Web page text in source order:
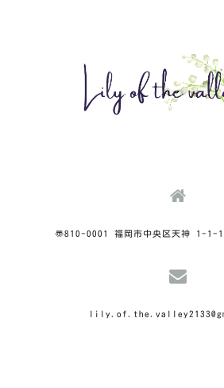
〠810-0001 福岡市中央区天神 1-1-1